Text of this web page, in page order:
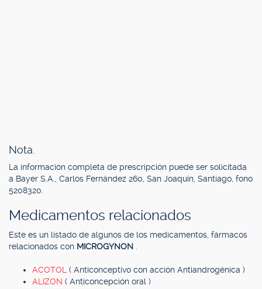
Nota.
La información completa de prescripción puede ser solicitada
a Bayer S.A., Carlos Fernández 260, San Joaquín, Santiago, fono
5208320.
Medicamentos relacionados
Este es un listado de algunos de los medicamentos, fármacos
relacionados con MICROGYNON
ACOTOL ( Anticonceptivo con acción Antiandrogénica )
ALIZON ( Anticoncepción oral )